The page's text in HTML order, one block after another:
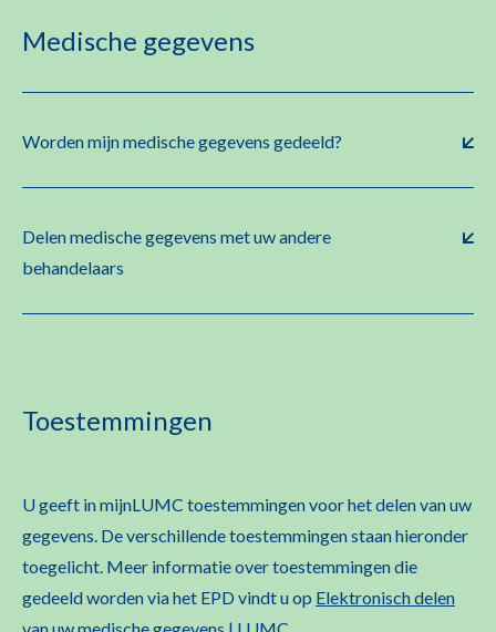
Medische gegevens
Worden mijn medische gegevens gedeeld?
Delen medische gegevens met uw andere
behandelaars
Toestemmingen
U geeft inmijnLUMC toestemmingen voor het delen van uw
gegevens. De verschillende toestemmingen staan hieronder
toegelicht. Meer informatie over toestemmingen die
gedeeld worden via het EPD vindt u op Elektronisch delen